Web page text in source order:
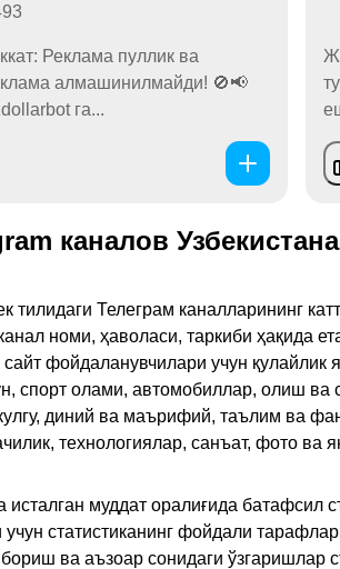
Реклама пуллик ва
алмашинилмайди! 🚫📢
га...
каналов Узбекистана
тилидаги Телеграм каналларининг
номи, ҳаволаси, таркиби ҳақида
фойдаланувчилари учун
спорт олами, автомобиллар, олиш ва
диний ва маърифий, таълим ва
технологиялар, санъат, фото ва
исталган муддат оралиғида батафсил
статистиканинг фойдали
ва аъзоар сонидаги ўзгаришлар